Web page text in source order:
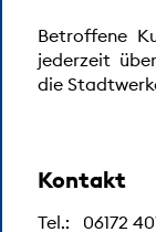
Betroffene
jederzeit
die
Kontakt
Tel.: 06172
RECHTLICHES
Datenschutz
Vertrag kündigen